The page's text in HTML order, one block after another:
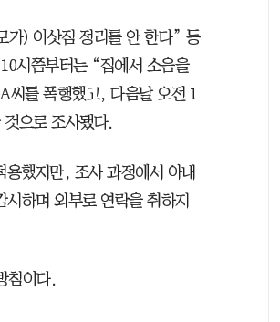
가) 이삿짐 정리를 안 한다” 등
시쯤부터는 “집에서 소음을
씨를 폭행했고, 다음날 오전 1
으로 조사됐다.
했지만, 조사 과정에서 아내
하며 외부로 연락을 취하지
침이다.